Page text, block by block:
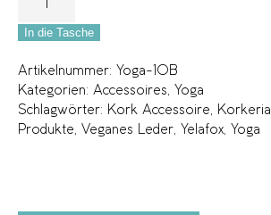
In die Tasche
Artikelnummer: Yoga-10B
Kategorien: Accessoires
Yoga
Schlagwörter: Kork Accessoire Korkeria
Produkte
Veganes Leder Yelafox Yoga